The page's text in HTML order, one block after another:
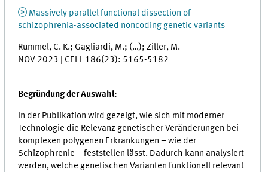
Massively parallel functional dissection of
schizophrenia-associated noncoding genetic variants
Rummel, C. K.; Gagliardi, M.; (…); Ziller, M.
NOV 2023 | CELL 186(23): 5165-5182
Begründung der Auswahl:
In der Publikation wird gezeigt, wie sich mit moderner
Technologie die Relevanz genetischer Veränderungen bei
komplexen polygenen Erkrankungen – wie der
Schizophrenie – feststellen lässt. Dadurch kann analysiert
werden, welche genetischen Varianten funktionell relevant